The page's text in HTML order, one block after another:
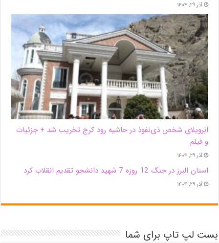
آذر ۲۹, ۱۴۰۴
اَبَر‌ویلای شخص ذی‌نفوذ در حاشیه‌ رود کرج تخریب شد + جزئیات
و فیلم
آذر ۲۹, ۱۴۰۴
استان البرز در جنگ 12 روزه 7 شهید دانشجو تقدیم انقلاب کرد
آذر ۲۹, ۱۴۰۴
بست لپ تاپ برای شما